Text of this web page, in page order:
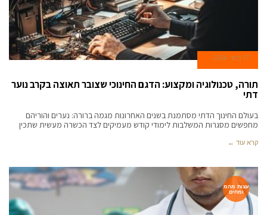
17 ביוני 2026
תורה, טכנולוגיה ומקצוע: הדגם החינוכי שצובר תאוצה בקרב נוער
דתי
בעולם החינוך הדתי מסתמנת בשנים האחרונות מגמה ברורה: נערים והוריהם
מחפשים מסגרות המשלבות לימודי קודש מעמיקים לצד הכשרה מעשית שתכין
קרא עוד ←
עצות מהמ
ומחים